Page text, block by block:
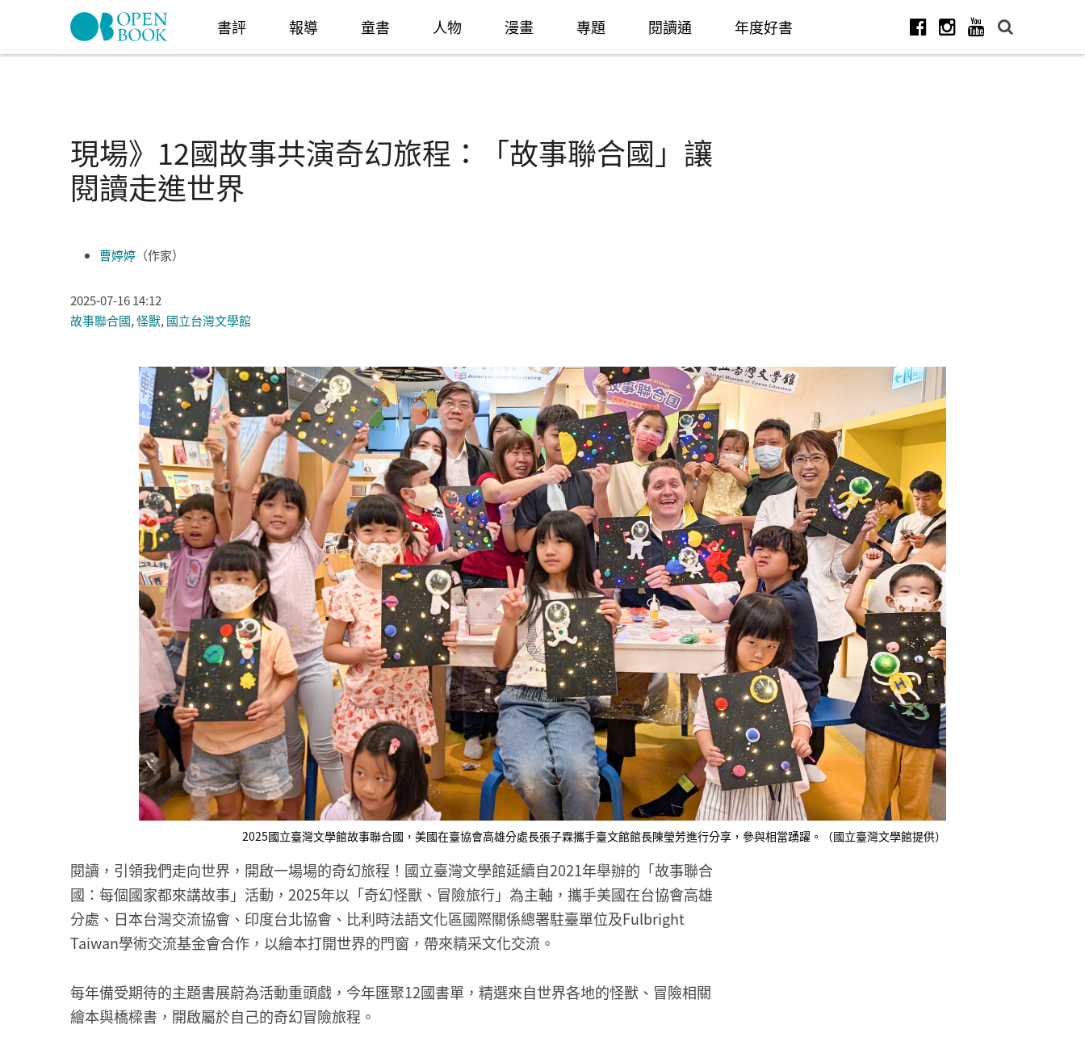
Skip to navigation
書評 報導 童書 人物 漫畫 專題 閱讀通 年度好書
現場》12國故事共演奇幻旅程：「故事聯合國」讓
閱讀走進世界
曹婷婷 （作家）
2025-07-16 14:12
故事聯合國,怪獸, 國立台灣文學館
2025國立臺灣文學館故事聯合國，美國在臺協會高雄分處長張子霖攜手臺文館館長陳瑩芳進行分享，參與相當踴躍。（國立臺灣文學館提供）
閱讀，引領我們走向世界，開啟一場場的奇幻旅程！國立臺灣文學館延續自2021年舉辦的「故事聯合
國：每個國家都來講故事」活動，2025年以「奇幻怪獸、冒險旅行」為主軸，攜手美國在台協會高雄
分處、日本台灣交流協會、印度台北協會、比利時法語文化區國際關係總署駐臺單位及Fulbright
Taiwan學術交流基金會合作，以繪本打開世界的門窗，帶來精采文化交流。
每年備受期待的主題書展蔚為活動重頭戲，今年匯聚12國書單，精選來自世界各地的怪獸、冒險相關
繪本與橋樑書，開啟屬於自己的奇幻冒險旅程。